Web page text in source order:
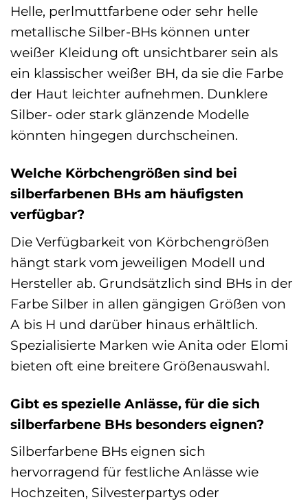
Helle, perlmuttfarbene oder sehr helle
metallische Silber-BHs können unter
weißer Kleidung oft unsichtbarer sein als
ein klassischer weißer BH, da sie die Farbe
der Haut leichter aufnehmen. Dunklere
Silber- oder stark glänzende Modelle
könnten hingegen durchscheinen.
Welche Körbchengrößen sind bei
silberfarbenen BHs am häufigsten
verfügbar?
Die Verfügbarkeit von Körbchengrößen
hängt stark vom jeweiligen Modell und
Hersteller ab. Grundsätzlich sind BHs in der
Farbe Silber in allen gängigen Größen von
A bis H und darüber hinaus erhältlich.
Spezialisierte Marken wie Anita oder Elomi
bieten oft eine breitere Größenauswahl.
Gibt es spezielle Anlässe, für die sich
silberfarbene BHs besonders eignen?
Silberfarbene BHs eignen sich
hervorragend für festliche Anlässe wie
Hochzeiten, Silvesterpartys oder